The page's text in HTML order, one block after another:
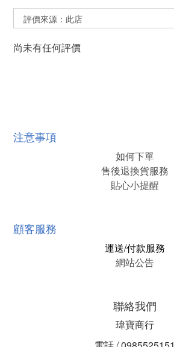
尚未有任何評價
注意事項
如何下單
售後退換貨服務
貼心小提醒
顧客服務
運送/付款服務
網站公告
聯絡我們
瑋寶商行